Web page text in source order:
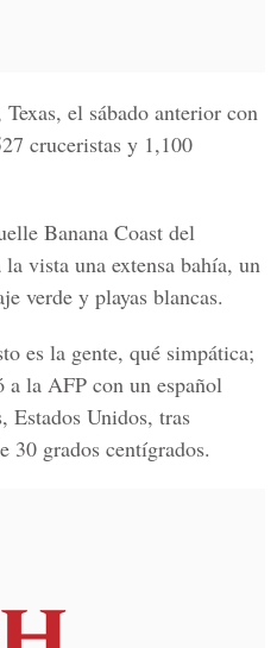
el sábado anterior con
cruceristas y 1,100
Banana Coast del
vista una extensa bahía, un
verde y playas blancas.
es la gente, qué simpática;
a la AFP con un español
Estados Unidos, tras
30 grados centígrados.